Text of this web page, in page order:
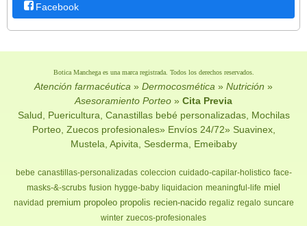
Facebook
Botica Manchega es una marca registrada. Todos los derechos reservados.
Atención farmacéutica » Dermocosmética » Nutrición »
Asesoramiento Porteo » Cita Previa
Salud, Puericultura, Canastillas bebé personalizadas, Mochilas
Porteo, Zuecos profesionales» Envíos 24/72» Suavinex,
Mustela, Apivita, Sesderma, Emeibaby
bebe canastillas-personalizadas coleccion cuidado-capilar-holistico face-
masks-&-scrubs fusion hygge-baby liquidacion meaningful-life miel
navidad premium propoleo propolis recien-nacido regaliz regalo suncare
winter zuecos-profesionales